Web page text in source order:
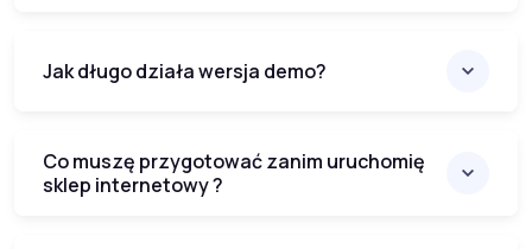
Jak długo działa wersja demo?
Co muszę przygotować zanim uruchomię
sklep internetowy ?